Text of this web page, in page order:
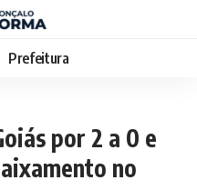
Prefeitura
por 2 a 0 e
no